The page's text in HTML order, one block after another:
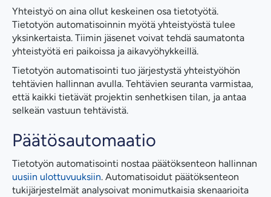
Yhteistyö on aina ollut keskeinen osa tietotyötä.
Tietotyön automatisoinnin myötä yhteistyöstä tulee
yksinkertaista. Tiimin jäsenet voivat tehdä saumatonta
yhteistyötä eri paikoissa ja aikavyöhykkeillä.
Tietotyön automatisointi tuo järjestystä yhteistyöhön
tehtävien hallinnan avulla. Tehtävien seuranta varmistaa,
että kaikki tietävät projektin senhetkisen tilan, ja antaa
selkeän vastuun tehtävistä.
Päätösautomaatio
Tietotyön automatisointi nostaa päätöksenteon hallinnan
uusiin ulottuvuuksiin. Automatisoidut päätöksenteon
tukijärjestelmät analysoivat monimutkaisia skenaarioita